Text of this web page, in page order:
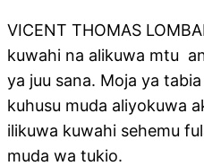
VICENT THOMAS
kuwahi na alikuwa mtu
ya juu sana. Moja ya
kuhusu muda aliyokuwa
ilikuwa kuwahi sehemu
muda wa tukio.